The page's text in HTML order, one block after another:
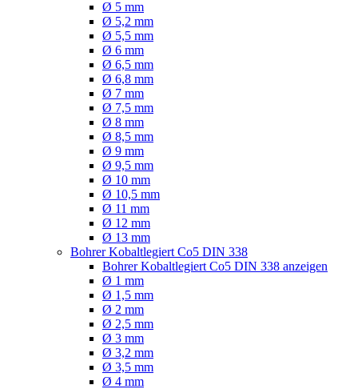
Ø 5 mm
Ø 5,2 mm
Ø 5,5 mm
Ø 6 mm
Ø 6,5 mm
Ø 6,8 mm
Ø 7 mm
Ø 7,5 mm
Ø 8 mm
Ø 8,5 mm
Ø 9 mm
Ø 9,5 mm
Ø 10 mm
Ø 10,5 mm
Ø 11 mm
Ø 12 mm
Ø 13 mm
Bohrer Kobaltlegiert Co5 DIN 338
Bohrer Kobaltlegiert Co5 DIN 338 anzeigen
Ø 1 mm
Ø 1,5 mm
Ø 2 mm
Ø 2,5 mm
Ø 3 mm
Ø 3,2 mm
Ø 3,5 mm
Ø 4 mm